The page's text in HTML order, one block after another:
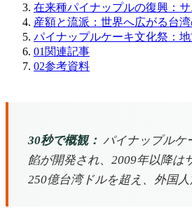
在来種パイナップルの復興：
産額と流派：世界へ広がる台
パイナップルケーキ文化祭：
01 関連記事
02参考資料
30秒で概観： パイナップルケ
餡が開発され、2009年以降は
250億台湾ドルを超え、外国